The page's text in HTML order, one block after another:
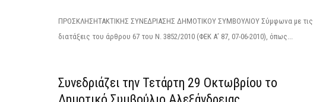
ΠΡΟΣΚΛΗΣΗΤΑΚΤΙΚΗΣ ΣΥΝΕΔΡΙΑΣΗΣ ΔΗΜΟΤΙΚΟΥ ΣΥΜΒΟΥΛΙΟΥ Σύμφωνα με τις
διατάξεις του άρθρου 67 του Ν. 3852/2010 (ΦΕΚ Α’ 87, 07-06-2010), όπως...
Συνεδριάζει την Τετάρτη 29 Οκτωβρίου το